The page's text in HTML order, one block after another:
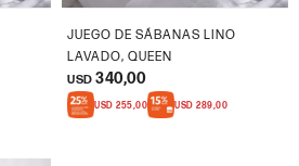
JUEGO DE SÁBANAS LINO
LAVADO, QUEEN
USD 340,00
USD 255,00 USD 289,00